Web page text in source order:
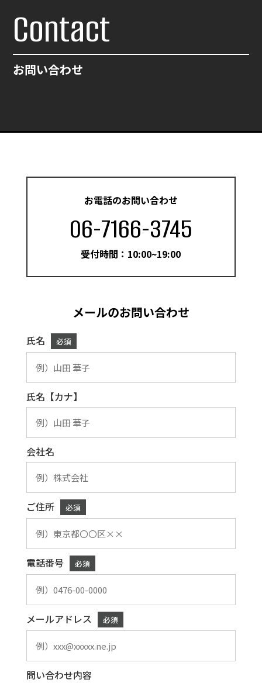
Contact
お問い合わせ
お電話のお問い合わせ
06-7166-3745
受付時間：10:00~19:00
メールのお問い合わせ
氏名 必須
氏名【カナ】
会社名
ご住所 必須
電話番号 必須
メールアドレス 必須
問い合わせ内容